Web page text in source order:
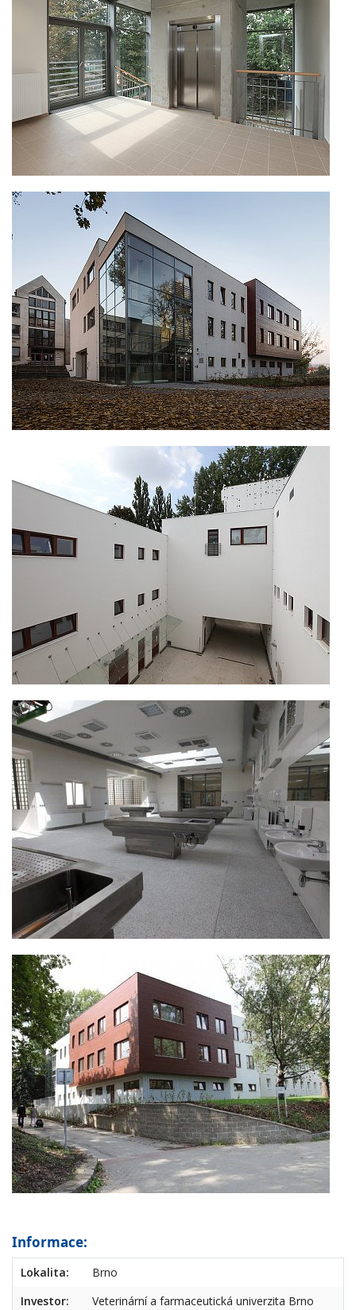
Informace:
Lokalita:
Brno
Investor:
Veterinární a farmaceutická univerzita Brno